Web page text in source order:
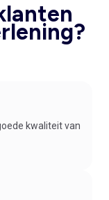
kwaliteit van